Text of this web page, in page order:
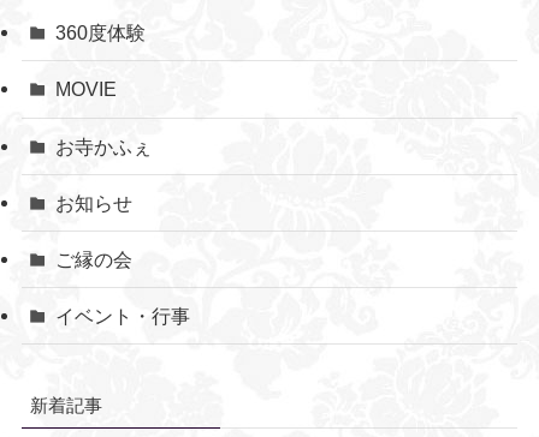
360度体験
MOVIE
お寺かふぇ
お知らせ
ご縁の会
イベント・行事
新着記事